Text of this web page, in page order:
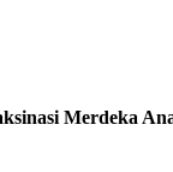
Merdeka